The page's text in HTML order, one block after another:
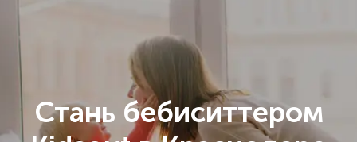
Стань бебиситтером